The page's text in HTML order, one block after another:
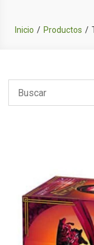
Inicio Productos